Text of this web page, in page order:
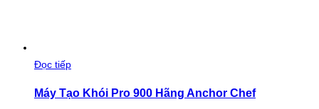
Đọc tiếp
Máy Tạo Khói Pro 900 Hãng Anchor Chef